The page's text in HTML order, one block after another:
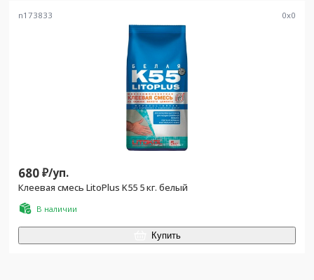
n173833 0x0
680₽/уп.
Клеевая смесь LitoPlus K55 5 кг. белый
В наличии
Купить